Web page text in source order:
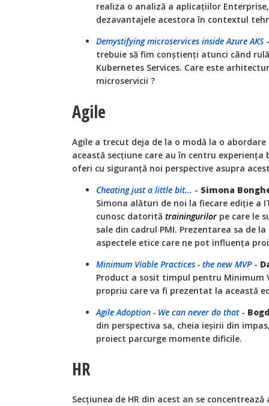
realiza o analiză a aplicațiilor
dezavantajele acestora în contextul
Demystifying microservices inside Azure AKS
trebuie să fim conștienți atunci când
Kubernetes Services. Care este
microservicii ?
Agile
Agile a trecut deja de la o modă la o
această secțiune care au în centru
oferi cu siguranță noi perspective asupra
Cheating just a little bit... - Simona
Simona alături de noi la fiecare ediție a
cunosc datorită trainingurilor pe care le
sale din cadrul PMI. Prezentarea sa de
aspectele etice care ne pot influența
Minimum Viable Practices - the new MVP-
Product a sosit timpul pentru Minimum
propriu care va fi prezentat la această
Agile Adoption - We can never do that-
din perspectiva sa, cheia ieșirii din
proiect parcurge momente dificile.
HR
Secțiunea de HR din acest an se